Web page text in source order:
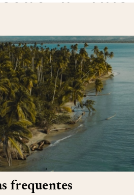
frequentes